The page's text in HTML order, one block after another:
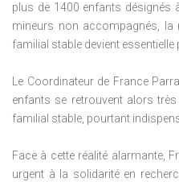
plus de 1400 enfants désignés
mineurs non accompagnés,
familial stable devient
Le Coordinateur de France
enfants se retrouvent alors
familial stable, pourtant
Face à cette réalité alarmante,
urgent à la solidarité en